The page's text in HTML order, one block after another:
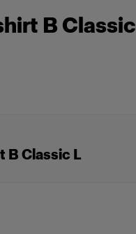
B Classic
B Classic L